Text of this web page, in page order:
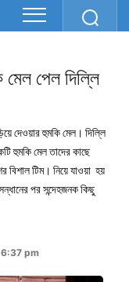
মেল পেল দিল্লি
দেওয়ার হুমকি মেল। দিল্লি
হুমকি মেল তাদের কাছে
টিম। নিয়ে যাওয়া হয়
পর সন্দেহজনক কিছু
pm